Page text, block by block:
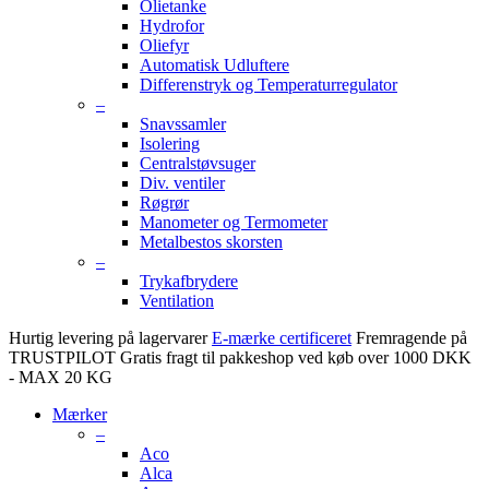
Olietanke
Hydrofor
Oliefyr
Automatisk Udluftere
Differenstryk og Temperaturregulator
–
Snavssamler
Isolering
Centralstøvsuger
Div. ventiler
Røgrør
Manometer og Termometer
Metalbestos skorsten
–
Trykafbrydere
Ventilation
Hurtig levering på lagervarer E-mærke certificeret Fremragende på
TRUSTPILOT Gratis fragt til pakkeshop ved køb over 1000 DKK
- MAX 20 KG
Mærker
–
Aco
Alca